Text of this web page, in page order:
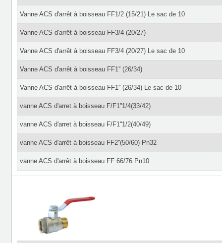
Vanne ACS d'arrêt à boisseau FF1/2 (15/21) Le sac de 10
Vanne ACS d'arrêt à boisseau FF3/4 (20/27)
Vanne ACS d'arrêt à boisseau FF3/4 (20/27) Le sac de 10
Vanne ACS d'arrêt à boisseau FF1'' (26/34)
Vanne ACS d'arrêt à boisseau FF1'' (26/34) Le sac de 10
vanne ACS d'arret à boisseau F/F1''1/4(33/42)
vanne ACS d'arret à boisseau F/F1''1/2(40/49)
vanne ACS d'arrêt à boisseau FF2''(50/60) Pn32
vanne ACS d'arrêt à boisseau FF 66/76 Pn10